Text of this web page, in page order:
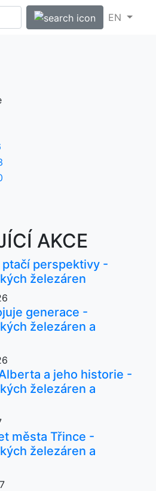
EN
AKCE
perspektivy -
železáren
generace -
železáren a
a jeho historie -
železáren a
města Třince -
železáren a